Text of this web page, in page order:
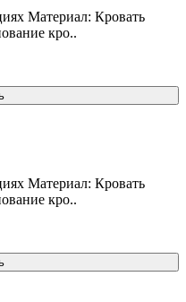
Материал: Кровать
кро..
Материал: Кровать
кро..